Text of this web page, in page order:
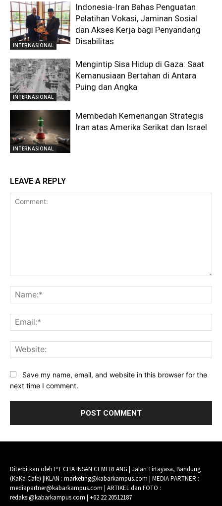
INTERNASIONAL
Indonesia-Iran Bahas Penguatan
Pelatihan Vokasi, Jaminan Sosial
dan Akses Kerja bagi Penyandang
Disabilitas
INTERNASIONAL
Mengintip Sisa Hidup di Gaza: Saat
Kemanusiaan Bertahan di Antara
Puing dan Angka
INTERNASIONAL
Membedah Kemenangan Strategis
Iran atas Amerika Serikat dan Israel
LEAVE A REPLY
Save my name, email, and website in this browser for the
next time I comment.
Diterbitkan oleh PT CITA INSAN CEMERLANG | Jalan Tirtayasa, Bandung
(KaKa Cafe) |IKLAN : marketing@kabarkampus.com | MEDIA PARTNER :
mediapartner@kabarkampus.com | ARTIKEL dan FOTO :
redaksi@kabarkampus.com | +62 22 20512187